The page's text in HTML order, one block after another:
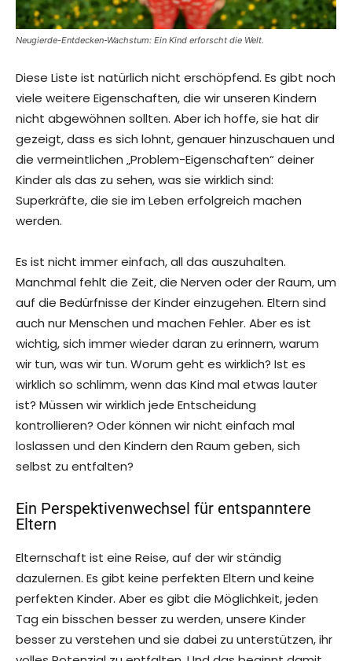
Neugierde-Entdecken-Wachstum: Ein Kind erforscht die Welt.
Diese Liste ist natürlich nicht erschöpfend. Es gibt noch
viele weitere Eigenschaften, die wir unseren Kindern
nicht abgewöhnen sollten. Aber ich hoffe, sie hat dir
gezeigt, dass es sich lohnt, genauer hinzuschauen und
die vermeintlichen „Problem-Eigenschaften“ deiner
Kinder als das zu sehen, was sie wirklich sind:
Superkräfte, die sie im Leben erfolgreich machen
werden.
Es ist nicht immer einfach, all das auszuhalten.
Manchmal fehlt die Zeit, die Nerven oder der Raum, um
auf die Bedürfnisse der Kinder einzugehen. Eltern sind
auch nur Menschen und machen Fehler. Aber es ist
wichtig, sich immer wieder daran zu erinnern, warum
wir tun, was wir tun. Worum geht es wirklich? Ist es
wirklich so schlimm, wenn das Kind mal etwas lauter
ist? Müssen wir wirklich jede Entscheidung
kontrollieren? Oder können wir nicht einfach mal
loslassen und den Kindern den Raum geben, sich
selbst zu entfalten?
Ein Perspektivenwechsel für entspanntere
Eltern
Elternschaft ist eine Reise, auf der wir ständig
dazulernen. Es gibt keine perfekten Eltern und keine
perfekten Kinder. Aber es gibt die Möglichkeit, jeden
Tag ein bisschen besser zu werden, unsere Kinder
besser zu verstehen und sie dabei zu unterstützen, ihr